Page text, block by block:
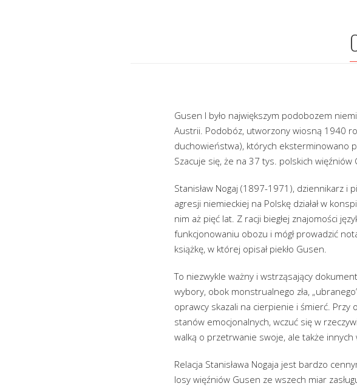
Gusen I było największym podobozem
Austrii. Podobóz, utworzony wiosną 1940
duchowieństwa), których eksterminowano
Szacuje się, że na 37 tys. polskich
Stanisław Nogaj (1897-1971), dziennikarz
agresji niemieckiej na Polskę działał w
nim aż pięć lat. Z racji biegłej znajomości
funkcjonowaniu obozu i mógł prowadzić
książkę, w której opisał piekło Gusen.
To niezwykle ważny i wstrząsający
wybory, obok monstrualnego zła,
oprawcy skazali na cierpienie i śmierć. Przy
stanów emocjonalnych, wczuć się w
walką o przetrwanie swoje, ale także innych
Relacja Stanisława Nogaja jest bardzo
losy więźniów Gusen ze wszech miar